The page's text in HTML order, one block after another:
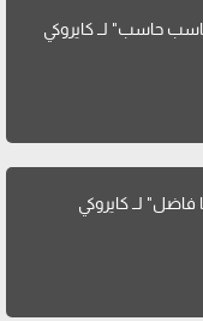
حاسب" لــ كايروكي
فاضل" لــ كايروكي